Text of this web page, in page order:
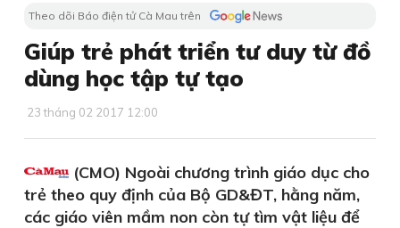
Theo dõi Báo điện tử Cà Mau trên
Giúp trẻ phát triển tư duy từ đồ
dùng học tập tự tạo
23 tháng 02 2017 12:00
(CMO) Ngoài chương trình giáo dục cho
trẻ theo quy định của Bộ GD&ĐT, hằng năm,
các giáo viên mầm non còn tự tìm vật liệu để